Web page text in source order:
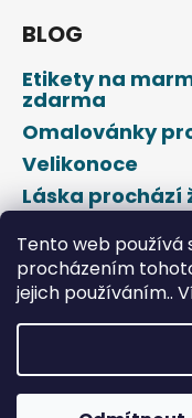
Tento web používá
procházením
jejich používáním..
t
?
D
o
p
r
u
BLOG
Etikety na
zdarma
Omalovánky
Velikonoce
Láska prochází